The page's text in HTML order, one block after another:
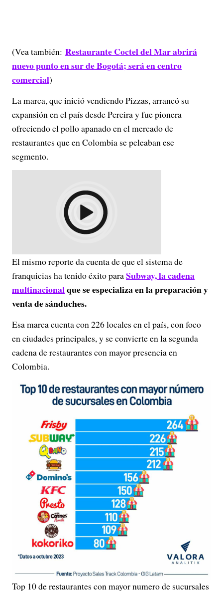
(Vea también: Restaurante Coctel del Mar abrirá
nuevo punto en sur de Bogotá; será en centro
comercial)
La marca, que inició vendiendo Pizzas, arrancó su
expansión en el país desde Pereira y fue pionera
ofreciendo el pollo apanado en el mercado de
restaurantes que en Colombia se peleaban ese
segmento.
El mismo reporte da cuenta de que el sistema de
franquicias ha tenido éxito paraSubway,la cadena
multinacionalque se especializa en la preparación y
venta de sánduches.
Esa marca cuenta con 226 locales en el país, con foco
en ciudades principales, y se convierte en la segunda
cadena de restaurantes con mayor presencia en
Colombia.
Top 10 de restaurantes con mayor numero de sucursales